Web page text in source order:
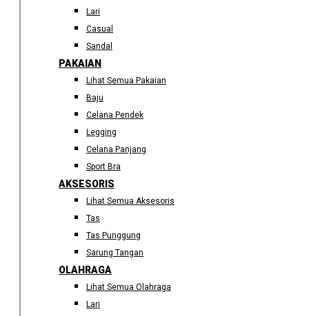
Lari
Casual
Sandal
PAKAIAN
Lihat Semua Pakaian
Baju
Celana Pendek
Legging
Celana Panjang
Sport Bra
AKSESORIS
Lihat Semua Aksesoris
Tas
Tas Punggung
Sarung Tangan
OLAHRAGA
Lihat Semua Olahraga
Lari